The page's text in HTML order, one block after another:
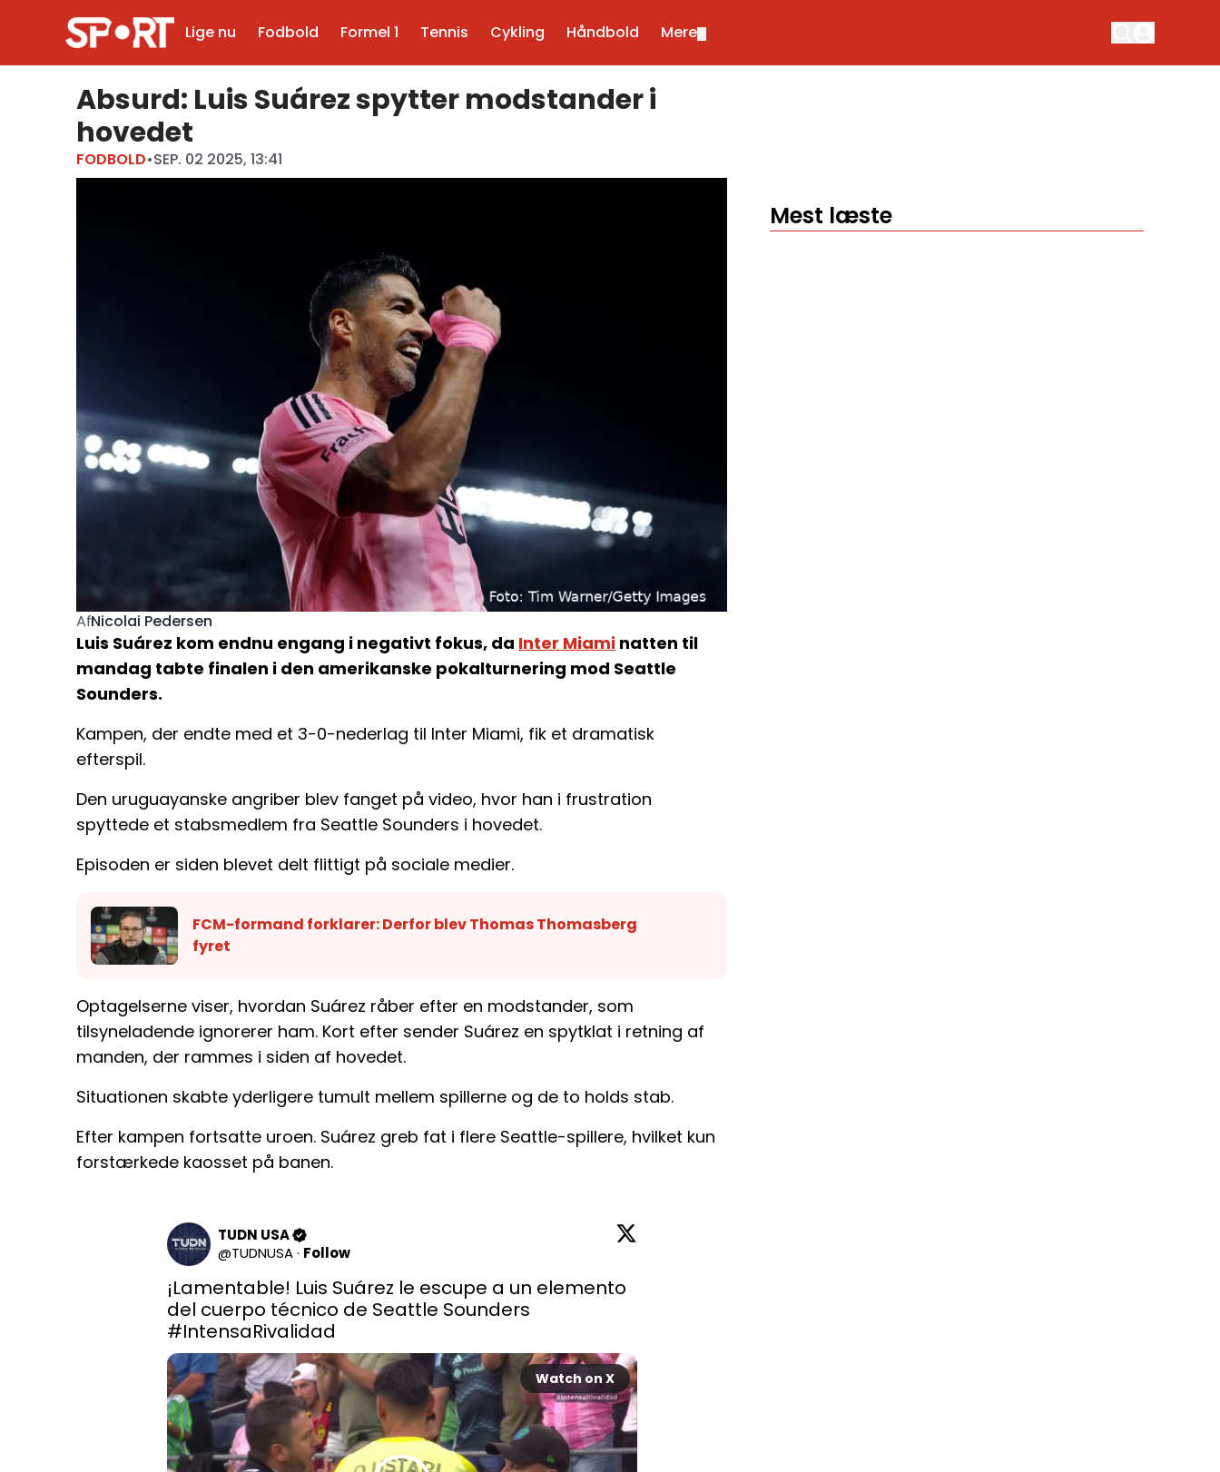
Lige nu Fodbold Formel 1 Tennis Cykling Håndbold Mere
Absurd: Luis Suárez spytter modstander i
hovedet
FODBOLD•SEP. 02 2025, 13:41
AfNicolai Pedersen
Luis Suárez kom endnu engang i negativt fokus, da Inter Miami natten til
mandag tabte finalen i den amerikanske pokalturnering mod Seattle
Sounders.
Kampen, der endte med et 3-0-nederlag til Inter Miami, fik et dramatisk
efterspil.
Den uruguayanske angriber blev fanget på video, hvor han i frustration
spyttede et stabsmedlem fra Seattle Sounders i hovedet.
Episoden er siden blevet delt flittigt på sociale medier.
FCM-formand forklarer: Derfor blev Thomas Thomasberg
fyret
Optagelserne viser, hvordan Suárez råber efter en modstander, som
tilsyneladende ignorerer ham. Kort efter sender Suárez en spytklat i retning af
manden, der rammes i siden af hovedet.
Situationen skabte yderligere tumult mellem spillerne og de to holds stab.
Efter kampen fortsatte uroen. Suárez greb fat i flere Seattle-spillere, hvilket kun
forstærkede kaosset på banen.
TUDN USA
@TUDNUSA · Follow
¡Lamentable! Luis Suárez le escupe a un elemento
#IntensaRivalidad
Watch on X
Mest læste